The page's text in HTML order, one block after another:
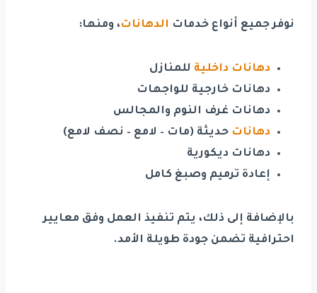
نوفر جميع أنواع خدمات الدهانات، ومنها:
دهانات داخلية للمنازل
دهانات خارجية للواجهات
دهانات غرف النوم والمجالس
دهانات حديثة (مات – لامع – نصف لامع)
دهانات ديكورية
إعادة ترميم وصبغ كامل
بالإضافة إلى ذلك، يتم تنفيذ العمل وفق معايير
احترافية تضمن جودة طويلة الأمد.